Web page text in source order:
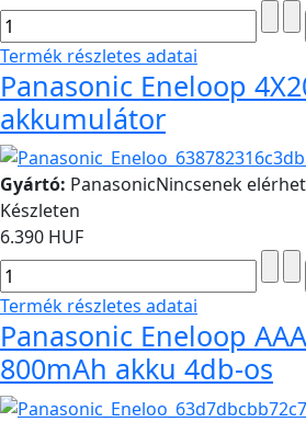
Termék részletes adatai
Panasonic Eneloop
akkumulátor
Gyártó: PanasonicNincsenek
Készleten
6.390 HUF
Termék részletes adatai
Panasonic Eneloop
800mAh akku 4db-os